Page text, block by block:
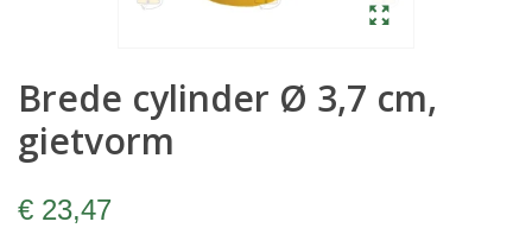
Brede cylinder Ø 3,7 cm,
gietvorm
€ 23,47